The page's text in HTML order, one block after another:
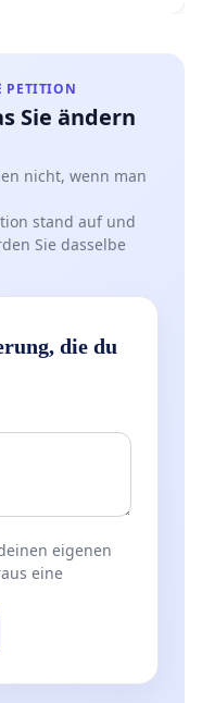
PETITION
Sie ändern
nicht, wenn man
stand auf und
Sie dasselbe
die du
eigenen
eine